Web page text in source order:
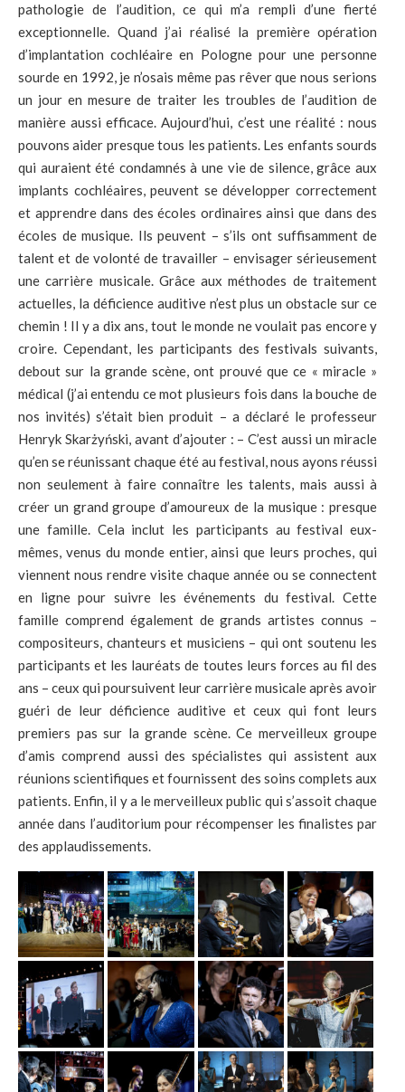
pathologie de l’audition, ce qui m’a rempli d’une fierté
exceptionnelle. Quand j’ai réalisé la première opération
d’implantation cochléaire en Pologne pour une personne
sourde en 1992, je n’osais même pas rêver que nous serions
un jour en mesure de traiter les troubles de l’audition de
manière aussi efficace. Aujourd’hui, c’est une réalité : nous
pouvons aider presque tous les patients. Les enfants sourds
qui auraient été condamnés à une vie de silence, grâce aux
implants cochléaires, peuvent se développer correctement
et apprendre dans des écoles ordinaires ainsi que dans des
écoles de musique. Ils peuvent – s’ils ont suffisamment de
talent et de volonté de travailler – envisager sérieusement
une carrière musicale. Grâce aux méthodes de traitement
actuelles, la déficience auditive n’est plus un obstacle sur ce
chemin ! Il y a dix ans, tout le monde ne voulait pas encore y
croire. Cependant, les participants des festivals suivants,
debout sur la grande scène, ont prouvé que ce « miracle »
médical (j’ai entendu ce mot plusieurs fois dans la bouche de
nos invités) s’était bien produit – a déclaré le professeur
Henryk Skarżyński, avant d’ajouter : – C’est aussi un miracle
qu’en se réunissant chaque été au festival, nous ayons réussi
non seulement à faire connaître les talents, mais aussi à
créer un grand groupe d’amoureux de la musique : presque
une famille. Cela inclut les participants au festival eux-
mêmes, venus du monde entier, ainsi que leurs proches, qui
viennent nous rendre visite chaque année ou se connectent
en ligne pour suivre les événements du festival. Cette
famille comprend également de grands artistes connus –
compositeurs, chanteurs et musiciens – qui ont soutenu les
participants et les lauréats de toutes leurs forces au fil des
ans – ceux qui poursuivent leur carrière musicale après avoir
guéri de leur déficience auditive et ceux qui font leurs
premiers pas sur la grande scène. Ce merveilleux groupe
d’amis comprend aussi des spécialistes qui assistent aux
réunions scientifiques et fournissent des soins complets aux
patients. Enfin, il y a le merveilleux public qui s’assoit chaque
année dans l’auditorium pour récompenser les finalistes par
des applaudissements.